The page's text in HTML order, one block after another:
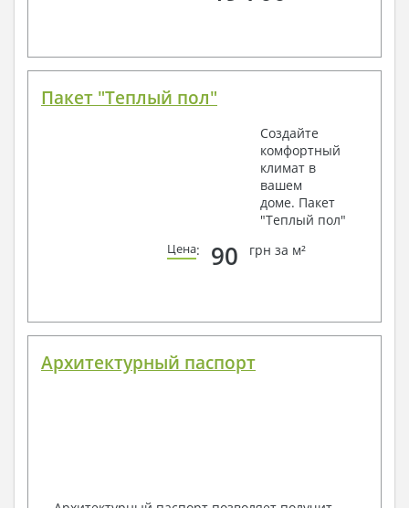
Пакет "Теплый пол"
Создайте
комфортный
климат в
вашем
доме. Пакет
"Теплый пол"
Цена: 90 грн за м²
Архитектурный паспорт